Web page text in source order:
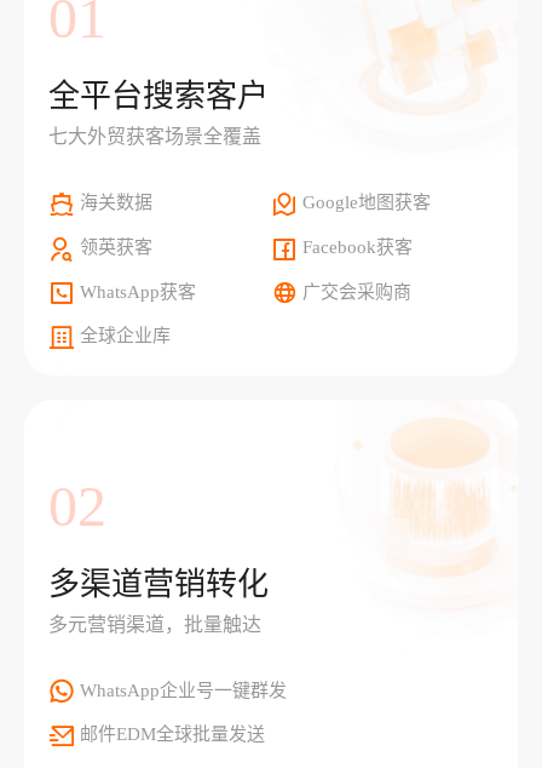
01
全平台搜索客户
七大外贸获客场景全覆盖
海关数据 Google地图获客
领英获客 Facebook获客
WhatsApp获客 广交会采购商
全球企业库
02
多渠道营销转化
多元营销渠道，批量触达
WhatsApp企业号一键群发
邮件EDM全球批量发送